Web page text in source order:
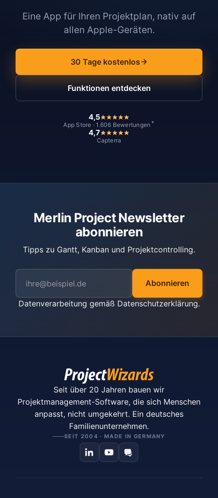
Eine App für Ihren Projektplan, nativ auf
allen Apple-Geräten.
30 Tage kostenlos
Funktionen entdecken
4,5
App Store · 1.606 Bewertungen *
4,7
Capterra
Merlin Project Newsletter
abonnieren
Tipps zu Gantt, Kanban und Projektcontrolling.
Abonnieren
Datenverarbeitung gemäß Datenschutzerklärung.
Seit über 20 Jahren bauen wir
Projektmanagement-Software, die sich Menschen
anpasst, nicht umgekehrt. Ein deutsches
Familienunternehmen.
SEIT 2004 · MADE IN GERMANY